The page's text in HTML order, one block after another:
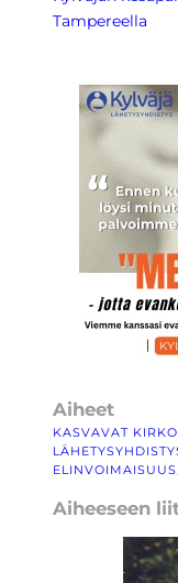
Tampereella
Aiheet
KASVAVAT
ELINVOIMAISUUS,
Aiheeseen